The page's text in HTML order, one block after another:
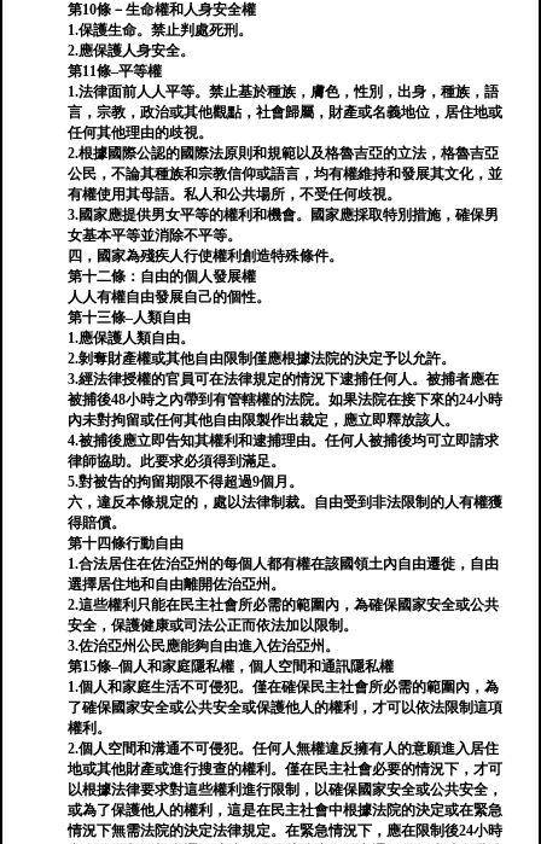
第10條－生命權和人身安全權
1.保護生命。禁止判處死刑。
2.應保護人身安全。
第11條–平等權
1.法律面前人人平等。禁止基於種族，膚色，性別，出身，種族，語
言，宗教，政治或其他觀點，社會歸屬，財產或名義地位，居住地或
任何其他理由的歧視。
2.根據國際公認的國際法原則和規範以及格魯吉亞的立法，格魯吉亞
公民，不論其種族和宗教信仰或語言，均有權維持和發展其文化，並
有權使用其母語。私人和公共場所，不受任何歧視。
3.國家應提供男女平等的權利和機會。國家應採取特別措施，確保男
女基本平等並消除不平等。
四，國家為殘疾人行使權利創造特殊條件。
第十二條：自由的個人發展權
人人有權自由發展自己的個性。
第十三條–人類自由
1.應保護人類自由。
2.剝奪財產權或其他自由限制僅應根據法院的決定予以允許。
3.經法律授權的官員可在法律規定的情況下逮捕任何人。被捕者應在
被捕後48小時之內帶到有管轄權的法院。如果法院在接下來的24小時
內未對拘留或任何其他自由限製作出裁定，應立即釋放該人。
4.被捕後應立即告知其權利和逮捕理由。任何人被捕後均可立即請求
律師協助。此要求必須得到滿足。
5.對被告的拘留期限不得超過9個月。
六，違反本條規定的，處以法律制裁。自由受到非法限制的人有權獲
得賠償。
第十四條行動自由
1.合法居住在佐治亞州的每個人都有權在該國領土內自由遷徙，自由
選擇居住地和自由離開佐治亞州。
2.這些權利只能在民主社會所必需的範圍內，為確保國家安全或公共
安全，保護健康或司法公正而依法加以限制。
3.佐治亞州公民應能夠自由進入佐治亞州。
第15條–個人和家庭隱私權，個人空間和通訊隱私權
1.個人和家庭生活不可侵犯。僅在確保民主社會所必需的範圍內，為
了確保國家安全或公共安全或保護他人的權利，才可以依法限制這項
權利。
2.個人空間和溝通不可侵犯。任何人無權違反擁有人的意願進入居住
地或其他財產或進行搜查的權利。僅在民主社會必要的情況下，才可
以根據法律要求對這些權利進行限制，以確保國家安全或公共安全，
或為了保護他人的權利，這是在民主社會中根據法院的決定或在緊急
情況下無需法院的決定法律規定。在緊急情況下，應在限制後24小時